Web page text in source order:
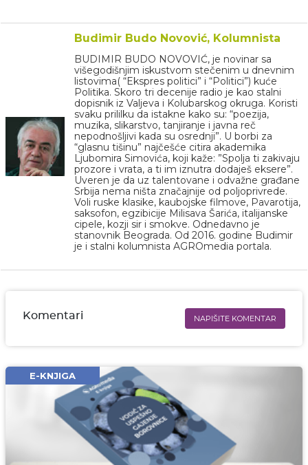
Budimir Budo Novović, Kolumnista
BUDIMIR BUDO NOVOVIĆ, je novinar sa
višegodišnjim iskustvom stečenim u dnevnim
listovima( “Ekspres politici” i “Politici”) kuće
Politika. Skoro tri decenije radio je kao stalni
dopisnik iz Valjeva i Kolubarskog okruga. Koristi
svaku prililku da istakne kako su: “poezija,
muzika, slikarstvo, tanjiranje i javna reč
nepodnošljivi kada su osrednji”. U borbi za
“glasnu tišinu” najčešće citira akademika
Ljubomira Simovića, koji kaže: ”Spolja ti zakivaju
prozore i vrata, a ti im iznutra dodaješ eksere”.
Uveren je da uz talentovane i odvažne građane
Srbija nema ništa značajnije od poljoprivrede.
Voli ruske klasike, kaubojske filmove, Pavarotija,
saksofon, egzibicije Milisava Šarića, italijanske
cipele, kozji sir i smokve. Odnedavno je
stanovnik Beograda. Od 2016. godine Budimir
je i stalni kolumnista AGROmedia portala.
Komentari NAPIŠITE KOMENTAR
Email* obavezno
Komentar* obavezno
E-KNJIGA